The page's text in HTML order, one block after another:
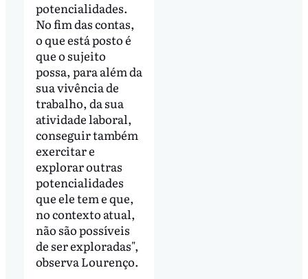
potencialidades.
No fim das contas,
o que está posto é
que o sujeito
possa, para além da
sua vivência de
trabalho, da sua
atividade laboral,
conseguir também
exercitar e
explorar outras
potencialidades
que ele tem e que,
no contexto atual,
não são possíveis
de ser exploradas",
observa Lourenço.